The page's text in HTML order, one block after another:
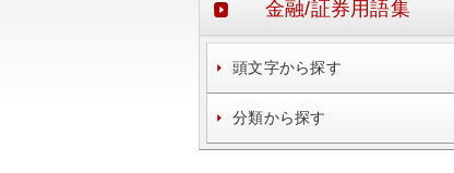
金融/証券用語集
頭文字から探す
分類から探す